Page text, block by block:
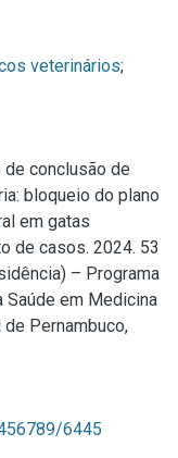
veterinários;
de conclusão de
bloqueio do plano
em gatas
de casos. 2024. 53
– Programa
em Medicina
Pernambuco,
6445